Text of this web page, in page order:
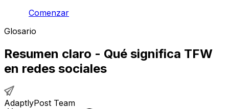
Comenzar
Glosario
Resumen claro - Qué significa TFW
en redes sociales
AdaptlyPost Team